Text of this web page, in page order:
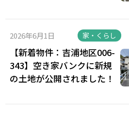
2026年6月1日 家・くらし
【新着物件：吉浦地区006-
343】空き家バンクに新規
の土地が公開されました！